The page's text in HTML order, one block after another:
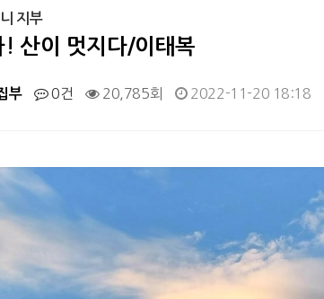
지부
산이 멋지다/이태복
부 0건 20,785회 2022-11-20 18:18